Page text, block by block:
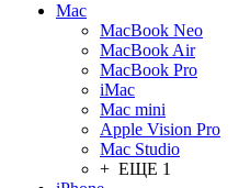
Mac
MacBook Neo
MacBook Air
MacBook Pro
iMac
Mac mini
Apple Vision Pro
Mac Studio
+ ЕЩЕ 1